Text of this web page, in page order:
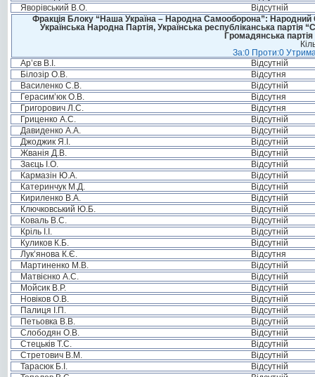
Яворівський В.О.
Відсутній
Фракція Блоку “Наша Україна – Народна Самооборона”: Народний
Українська Народна Партія, Українська республіканська
Громадянська
За:0 Проти:0
Ар’єв В.І.
Відсутній
Білозір О.В.
Відсутня
Василенко С.В.
Відсутній
Герасим’юк О.В.
Відсутня
Григорович Л.С.
Відсутня
Гриценко А.С.
Відсутній
Давиденко А.А.
Відсутній
Джоджик Я.І.
Відсутній
Жванія Д.В.
Відсутній
Заєць І.О.
Відсутній
Кармазін Ю.А.
Відсутній
Катеринчук М.Д.
Відсутній
Кириленко В.А.
Відсутній
Ключковський Ю.Б.
Відсутній
Коваль В.С.
Відсутній
Кріль І.І.
Відсутній
Куликов К.Б.
Відсутній
Лук’янова К.Є.
Відсутня
Мартиненко М.В.
Відсутній
Матвієнко А.С.
Відсутній
Мойсик В.Р.
Відсутній
Новіков О.В.
Відсутній
Палиця І.П.
Відсутній
Петьовка В.В.
Відсутній
Слободян О.В.
Відсутній
Стецьків Т.С.
Відсутній
Стретович В.М.
Відсутній
Тарасюк Б.І.
Відсутній